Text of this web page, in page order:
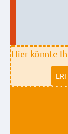
Hier könnte